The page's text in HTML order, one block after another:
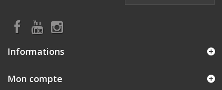
Informations
Mon compte